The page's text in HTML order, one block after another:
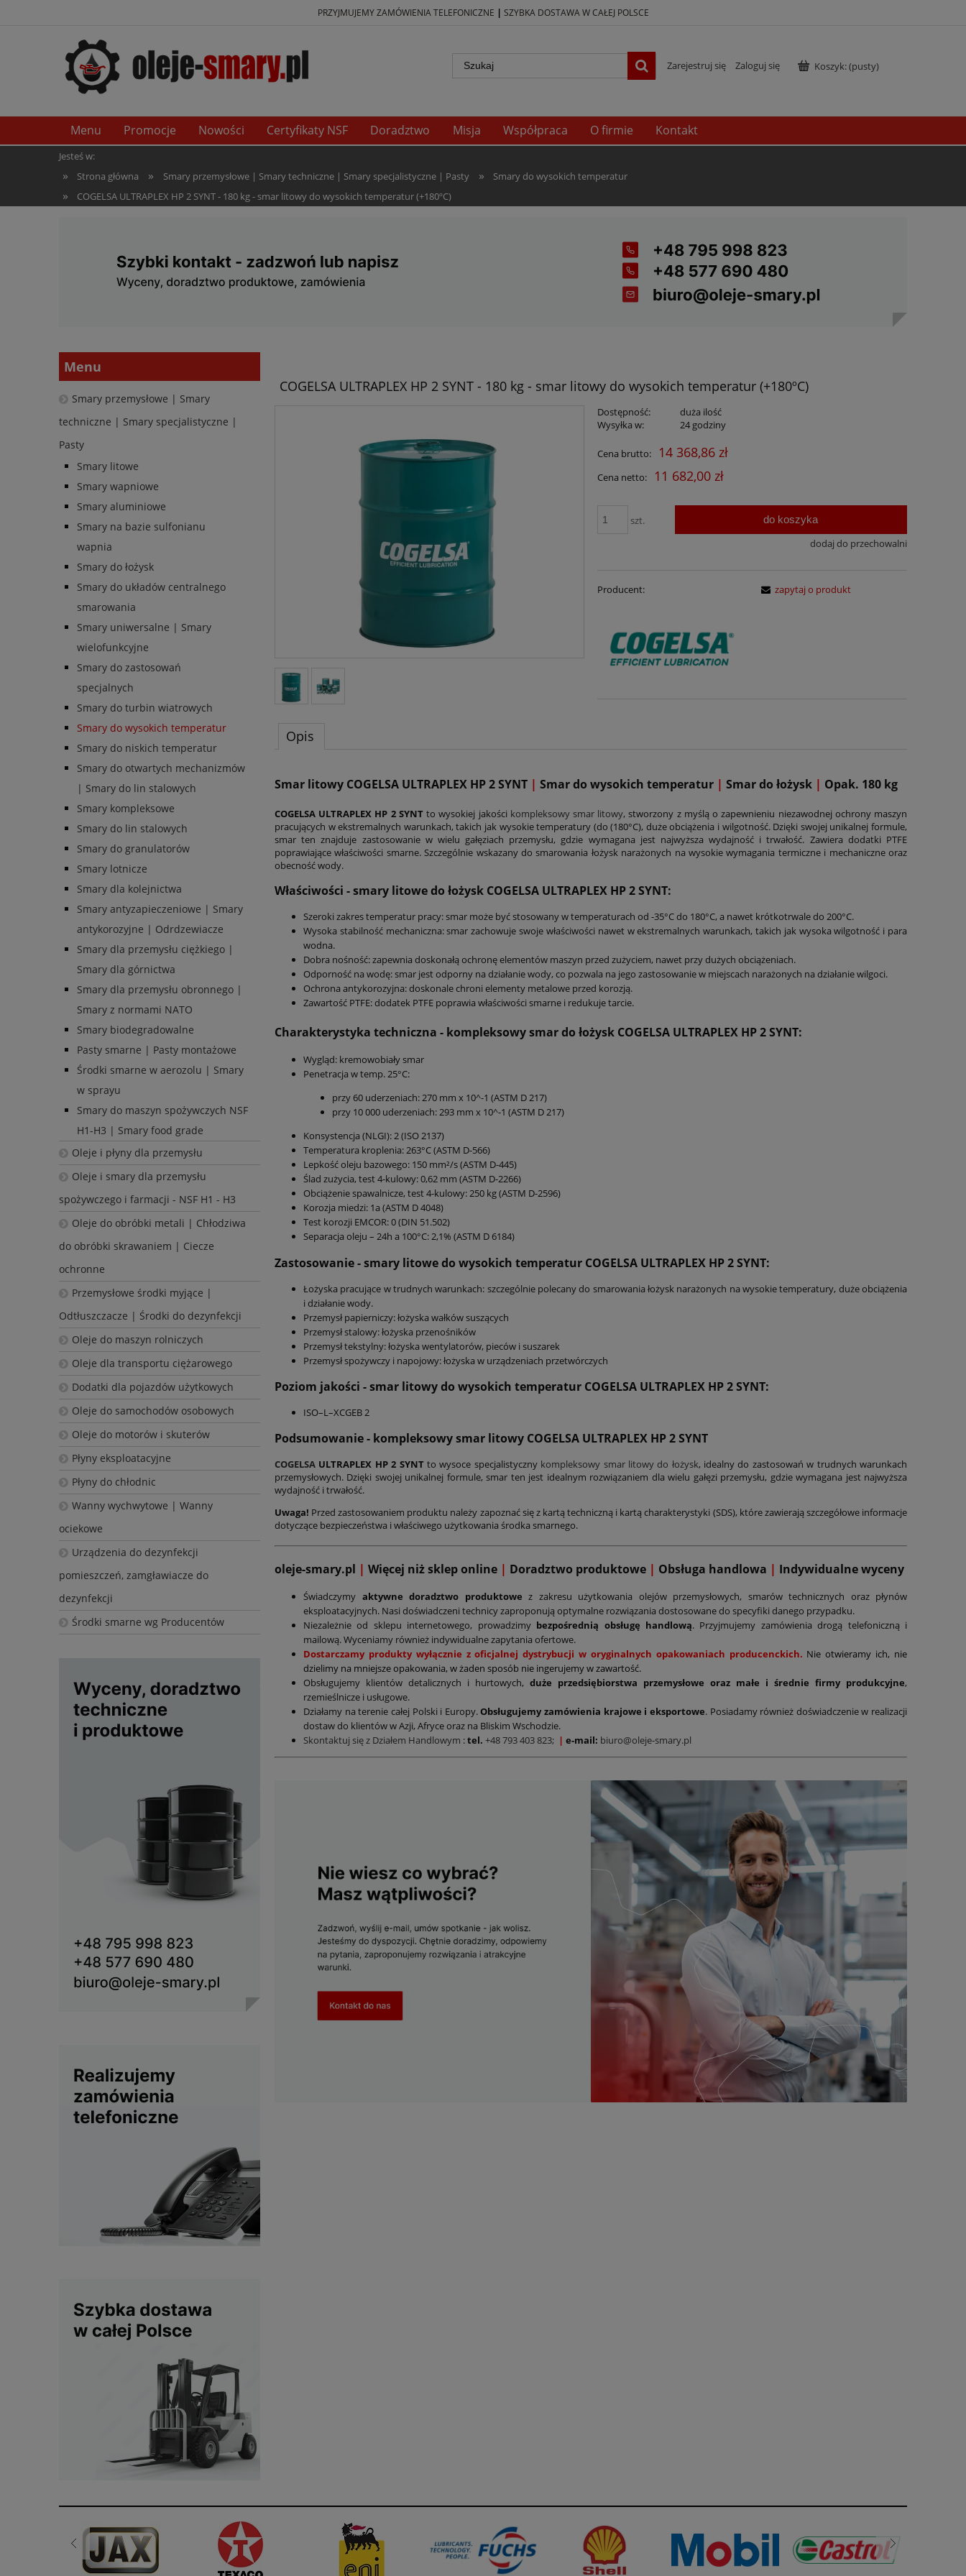
PRZYJMUJEMY ZAMÓWIENIA TELEFONICZNE | SZYBKA DOSTAWA W CAŁEJ POLSCE
Koszyk:(pusty)
Zarejestruj się Zaloguj się
Menu Promocje Nowości Certyfikaty NSF Doradztwo Misja Współpraca O firmie Kontakt
Jesteś w:
» Strona główna » Smary przemysłowe | Smary techniczne | Smary specjalistyczne | Pasty » Smary do wysokich temperatur
» COGELSA ULTRAPLEX HP 2 SYNT - 180 kg - smar litowy do wysokich temperatur (+180ºC)
Menu
Smary przemysłowe | Smary
techniczne | Smary specjalistyczne |
Pasty
Smary litowe
Smary wapniowe
Smary aluminiowe
Smary na bazie sulfonianu
wapnia
Smary do łożysk
Smary do układów centralnego
smarowania
Smary uniwersalne | Smary
wielofunkcyjne
Smary do zastosowań
specjalnych
Smary do turbin wiatrowych
Smary do wysokich temperatur
Smary do niskich temperatur
Smary do otwartych mechanizmów
| Smary do lin stalowych
Smary kompleksowe
Smary do lin stalowych
Smary do granulatorów
Smary lotnicze
Smary dla kolejnictwa
Smary antyzapieczeniowe | Smary
antykorozyjne | Odrdzewiacze
Smary dla przemysłu ciężkiego |
Smary dla górnictwa
Smary dla przemysłu obronnego |
Smary z normami NATO
Smary biodegradowalne
Pasty smarne | Pasty montażowe
Środki smarne w aerozolu | Smary
w sprayu
Smary do maszyn spożywczych NSF
H1-H3 | Smary food grade
Oleje i płyny dla przemysłu
Oleje i smary dla przemysłu
spożywczego i farmacji - NSF H1 - H3
Oleje do obróbki metali | Chłodziwa
do obróbki skrawaniem | Ciecze
ochronne
Przemysłowe środki myjące |
Odtłuszczacze | Środki do dezynfekcji
Oleje do maszyn rolniczych
Oleje dla transportu ciężarowego
Dodatki dla pojazdów użytkowych
Oleje do samochodów osobowych
Oleje do motorów i skuterów
Płyny eksploatacyjne
Płyny do chłodnic
Wanny wychwytowe | Wanny
ociekowe
Urządzenia do dezynfekcji
pomieszczeń, zamgławiacze do
dezynfekcji
Środki smarne wg Producentów
COGELSA ULTRAPLEX HP 2 SYNT - 180 kg - smar litowy do wysokich temperatur (+180ºC)
Dostępność:
duża ilość
Wysyłka w:
24 godziny
Cena brutto: 14 368,86 zł
Cena netto: 11 682,00 zł
szt. do koszyka
dodaj do przechowalni
Producent: zapytaj o produkt
Opis
Smar litowy COGELSA ULTRAPLEX HP 2 SYNT | Smar do wysokich temperatur | Smar do łożysk | Opak. 180 kg
COGELSA ULTRAPLEX HP 2 SYNTto wysokiej jakości kompleksowy smar litowy, stworzony z myślą o zapewnieniu niezawodnej ochrony maszyn
pracujących w ekstremalnych warunkach, takich jak wysokie temperatury (do (180°C), duże obciążenia i wilgotność. Dzięki swojej unikalnej formule,
smar ten znajduje zastosowanie w wielu gałęziach przemysłu, gdzie wymagana jest najwyższa wydajność i trwałość. Zawiera dodatki PTFE
poprawiające właściwości smarne. Szczególnie wskazany do smarowania łożysk narażonych na wysokie wymagania termiczne i mechaniczne oraz
obecność wody.
Właściwości - smary litowe do łożysk COGELSA ULTRAPLEX HP2 SYNT:
Szeroki zakres temperatur pracy: smar może być stosowany w temperaturach od -35°C do 180°C, a nawet krótkotrwale do 200°C.
Wysoka stabilność mechaniczna: smar zachowuje swoje właściwości nawet w ekstremalnych warunkach, takich jak wysoka wilgotność i para
wodna.
Dobra nośność: zapewnia doskonałą ochronę elementów maszyn przed zużyciem, nawet przy dużych obciążeniach.
Odporność na wodę: smar jest odporny na działanie wody, co pozwala na jego zastosowanie w miejscach narażonych na działanie wilgoci.
Ochrona antykorozyjna: doskonale chroni elementy metalowe przed korozją.
Zawartość PTFE: dodatek PTFE poprawia właściwości smarne i redukuje tarcie.
Charakterystyka techniczna - kompleksowy smar do łożysk COGELSA ULTRAPLEX HP 2 SYNT:
Wygląd: kremowobiały smar
Penetracja w temp. 25°C:
przy 60 uderzeniach: 270 mm x 10^-1 (ASTM D 217)
przy 10 000 uderzeniach: 293 mm x 10^-1 (ASTM D 217)
Konsystencja (NLGI): 2 (ISO 2137)
Temperatura kroplenia: 263°C (ASTM D-566)
Lepkość oleju bazowego: 150 mm²/s (ASTM D-445)
Ślad zużycia, test 4-kulowy: 0,62 mm (ASTM D-2266)
Obciążenie spawalnicze, test 4-kulowy: 250 kg (ASTM D-2596)
Korozja miedzi: 1a (ASTM D 4048)
Test korozji EMCOR: 0 (DIN 51.502)
Separacja oleju – 24h a 100°C: 2,1% (ASTM D 6184)
Zastosowanie - smary litowe do wysokich temperatur COGELSA ULTRAPLEX HP 2 SYNT:
Łożyska pracujące w trudnych warunkach: szczególnie polecany do smarowania łożysk narażonych na wysokie temperatury, duże obciążenia
i działanie wody.
Przemysł papierniczy: łożyska wałków suszących
Przemysł stalowy: łożyska przenośników
Przemysł tekstylny: łożyska wentylatorów, pieców i suszarek
Przemysł spożywczy i napojowy: łożyska w urządzeniach przetwórczych
Poziom jakości - smar litowy do wysokich temperatur COGELSA ULTRAPLEX HP 2 SYNT:
ISO–L–XCGEB 2
Podsumowanie - kompleksowy smar litowy COGELSA ULTRAPLEX HP 2 SYNT
COGELSA ULTRAPLEX HP 2 SYNTto wysoce specjalistyczny kompleksowy smar litowy do łożysk, idealny do zastosowań w trudnych warunkach
przemysłowych. Dzięki swojej unikalnej formule, smar ten jest idealnym rozwiązaniem dla wielu gałęzi przemysłu, gdzie wymagana jest najwyższa
wydajność i trwałość.
Uwaga! Przed zastosowaniem produktu należy zapoznać się z kartą techniczną i kartą charakterystyki (SDS), które zawierają szczegółowe informacje
dotyczące bezpieczeństwa i właściwego użytkowania środka smarnego.
oleje-smary.pl | Więcej niż sklep online | Doradztwo produktowe | Obsługa handlowa | Indywidualne wyceny
Świadczymy aktywne doradztwo produktowe z zakresu użytkowania olejów przemysłowych, smarów technicznych oraz płynów
eksploatacyjnych. Nasi doświadczeni technicy zaproponują optymalne rozwiązania dostosowane do specyfiki danego przypadku.
Niezależnie od sklepu internetowego, prowadzimy bezpośrednią obsługę handlową. Przyjmujemy zamówienia drogą telefoniczną i
mailową. Wyceniamy również indywidualne zapytania ofertowe.
Dostarczamy produkty wyłącznie z oficjalnej dystrybucji w oryginalnych opakowaniach producenckich. Nie otwieramy ich, nie
dzielimy na mniejsze opakowania, w żaden sposób nie ingerujemy w zawartość.
Obsługujemy klientów detalicznych i hurtowych, duże przedsiębiorstwa przemysłowe oraz małe i średnie firmy produkcyjne,
rzemieślnicze i usługowe.
Działamy na terenie całej Polski i Europy.Obsługujemy zamówienia krajowe i eksportowe. Posiadamy również doświadczenie w realizacji
dostaw do klientów w Azji, Afryce oraz na Bliskim Wschodzie.
Skontaktuj się z Działem Handlowym :tel. +48 793 403 823; | e-mail: biuro@oleje-smary.pl